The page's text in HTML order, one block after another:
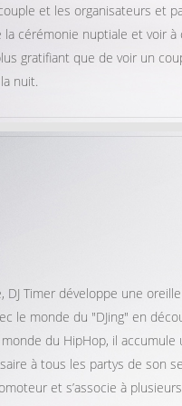
et les organisateurs et
cérémonie nuptiale et voir
gratifiant que de voir un
nuit.
DJ Timer développe une
le monde du "DJing" en
du HipHop, il
à tous les partys de son
et s’associe à